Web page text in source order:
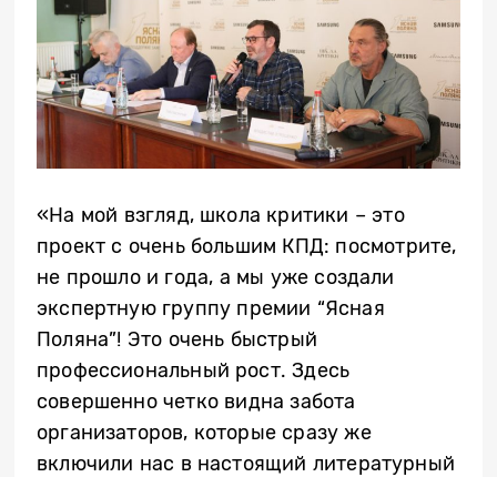
«На мой взгляд, школа критики – это
проект с очень большим КПД: посмотрите,
не прошло и года, а мы уже создали
экспертную группу премии “Ясная
Поляна”! Это очень быстрый
профессиональный рост. Здесь
совершенно четко видна забота
организаторов, которые сразу же
включили нас в настоящий литературный